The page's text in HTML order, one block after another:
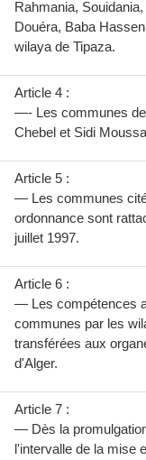
Rahmania,
Douéra, Baba
wilaya de Tipaza.
Article 4 :
—- Les communes de
Chebel et Sidi
Article 5 :
— Les communes
ordonnance sont
juillet 1997.
Article 6 :
— Les compétences
communes par les
transférées aux
d'Alger.
Article 7 :
— Dès la
l'intervalle de la mise